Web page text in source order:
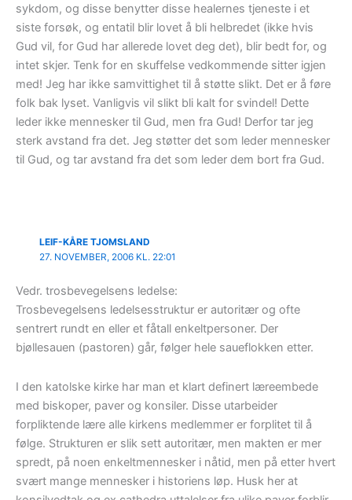
sykdom, og disse benytter disse healernes tjeneste i et
siste forsøk, og entatil blir lovet å bli helbredet (ikke hvis
Gud vil, for Gud har allerede lovet deg det), blir bedt for, og
intet skjer. Tenk for en skuffelse vedkommende sitter igjen
med! Jeg har ikke samvittighet til å støtte slikt. Det er å føre
folk bak lyset. Vanligvis vil slikt bli kalt for svindel! Dette
leder ikke mennesker til Gud, men fra Gud! Derfor tar jeg
sterk avstand fra det. Jeg støtter det som leder mennesker
til Gud, og tar avstand fra det som leder dem bort fra Gud.
LEIF-KÅRE TJOMSLAND
27. NOVEMBER, 2006 KL. 22:01
Vedr. trosbevegelsens ledelse:
Trosbevegelsens ledelsesstruktur er autoritær og ofte
sentrert rundt en eller et fåtall enkeltpersoner. Der
bjøllesauen (pastoren) går, følger hele saueflokken etter.
I den katolske kirke har man et klart definert læreembede
med biskoper, paver og konsiler. Disse utarbeider
forpliktende lære alle kirkens medlemmer er forplitet til å
følge. Strukturen er slik sett autoritær, men makten er mer
spredt, på noen enkeltmennesker i nåtid, men på etter hvert
svært mange mennesker i historiens løp. Husk her at